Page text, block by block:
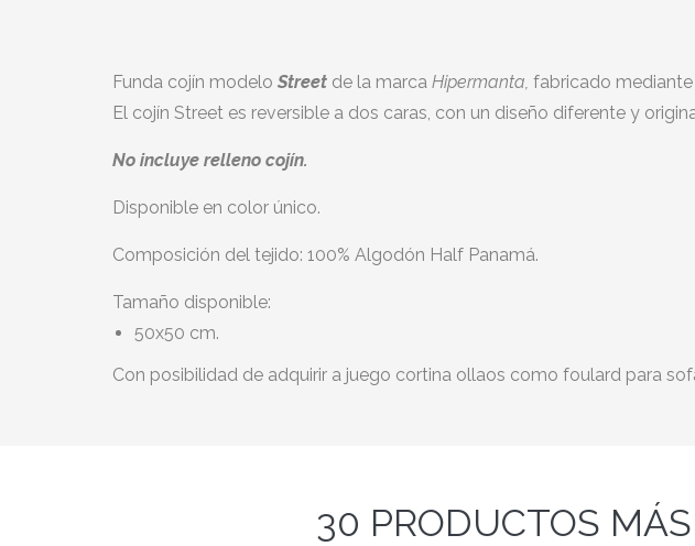
Funda cojín modelo Street de la marca Hipermanta, fabricado
El cojín Street es reversible a dos caras, con un diseño diferente y
No incluye relleno cojín.
Disponible en color único.
Composición del tejido: 100% Algodón Half Panamá.
Tamaño disponible:
50x50 cm.
Con posibilidad de adquirir a juego cortina ollaos como foulard para
30 PRODUCTOS